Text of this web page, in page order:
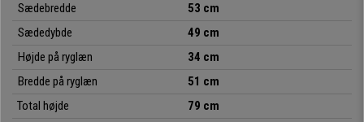
du kan vælge den, der passer bedst til din smag eller dine behov.
Hvad mere kan man ønske sig? Denne enestående stol kombinere
design, kvalitet, komfort og fleksibilitet til en overbevisende pris
køb, du ikke vil fortryde!
Sædebredde
53 cm
Sædedybde
49 cm
Højde på ryglæn
34 cm
Bredde på ryglæn
51 cm
Total højde
79 cm